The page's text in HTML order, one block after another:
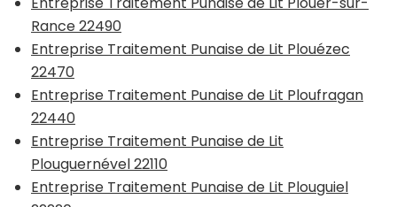
Rance 22490
Entreprise Traitement Punaise de Lit Plouézec
22470
Entreprise Traitement Punaise de Lit Ploufragan
22440
Entreprise Traitement Punaise de Lit
Plouguernével 22110
Entreprise Traitement Punaise de Lit Plouguiel